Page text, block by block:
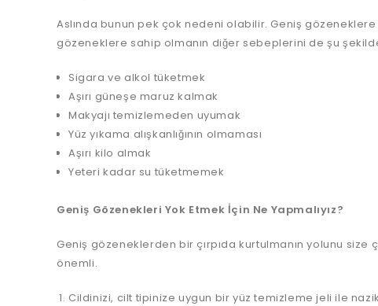
Aslında bunun pek çok nedeni olabilir. Geniş
gözeneklere sahip olmanın diğer sebeplerini de şu
Sigara ve alkol tüketmek
Aşırı güneşe maruz kalmak
Makyajı temizlemeden uyumak
Yüz yıkama alışkanlığının olmaması
Aşırı kilo almak
Yeteri kadar su tüketmemek
Geniş Gözenekleri Yok Etmek İçin Ne Yapmalıyız?
Geniş gözeneklerden bir çırpıda kurtulmanın yolunu
önemli.
Cildinizi, cilt tipinize uygun bir yüz temizleme jeli ile